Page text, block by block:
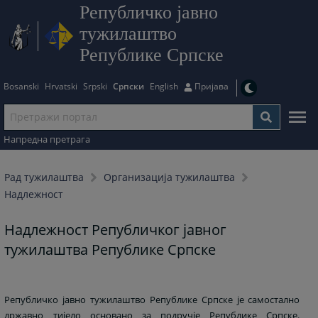
Републичко јавно
тужилаштво
Републике Српске
Bosanski Hrvatski Srpski Српски English Пријава
Напредна претрага
Рад тужилаштва
Организација тужилаштва
Надлежност
Надлежност Републичког јавног
тужилаштва Републике Српске
Републичко јавно тужилаштво Републике Српске је самостално
државно тијело основано за подручје Републике Српске.